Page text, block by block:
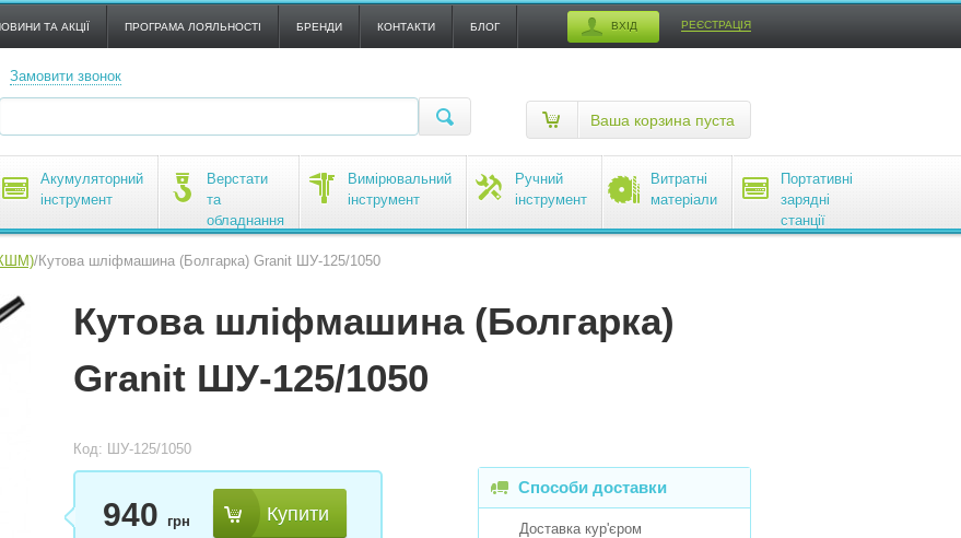
ТА АКЦІЇ ПРОГРАМА ЛОЯЛЬНОСТІ БРЕНДИ КОНТАКТИ БЛОГ ВХІД РЕЄСТРАЦІЯ
Замовити звонок
Ваша корзина пуста
Акумуляторний
інструмент
Верстати
та
обладнання
Вимірювальний
інструмент
Ручний
інструмент
Витратні
матеріали
Портативні
зарядні
станції
EcoFlow
/Кутова шліфмашина (Болгарка) Granit ШУ-125/1050
Кутова шліфмашина (Болгарка)
Granit ШУ-125/1050
Код: ШУ-125/1050
940 грн Купити
Способи доставки
Доставка кур'єром